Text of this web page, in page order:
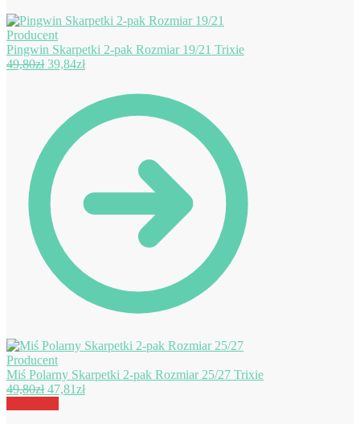
Pingwin Skarpetki 2-pak Rozmiar 19/21 Trixie
49,80zł Pierwotna
49,80zł.
39,84złAktualna
wynosi:
39,84zł.
Miś Polarny Skarpetki 2-pak Rozmiar 25/27 Trixie
49,80zł Pierwotna
47,81złAktualna